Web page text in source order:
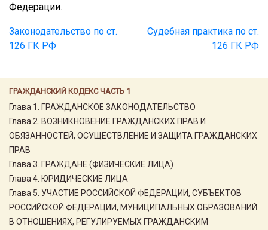
ГРАЖДАНСКИЙ КОДЕКС ЧАСТЬ 1
Глава 1. ГРАЖДАНСКОЕ ЗАКОНОДАТЕЛЬСТВО
Глава 2. ВОЗНИКНОВЕНИЕ ГРАЖДАНСКИХ ПРАВ И
ОБЯЗАННОСТЕЙ, ОСУЩЕСТВЛЕНИЕ И ЗАЩИТА ГРАЖДАНСКИХ
ПРАВ
Глава 3. ГРАЖДАНЕ (ФИЗИЧЕСКИЕ ЛИЦА)
Глава 4. ЮРИДИЧЕСКИЕ ЛИЦА
Глава 5. УЧАСТИЕ РОССИЙСКОЙ ФЕДЕРАЦИИ, СУБЪЕКТОВ
РОССИЙСКОЙ ФЕДЕРАЦИИ, МУНИЦИПАЛЬНЫХ ОБРАЗОВАНИЙ
В ОТНОШЕНИЯХ, РЕГУЛИРУЕМЫХ ГРАЖДАНСКИМ
Федерации.
Законодательство по ст.
126 ГК РФ
Судебная практика по ст.
126 ГК РФ